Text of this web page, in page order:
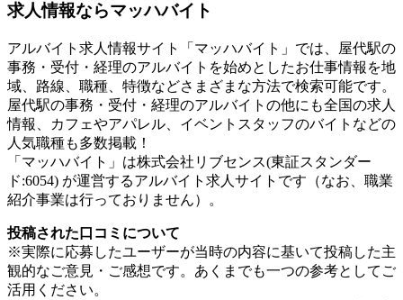
求人情報ならマッハバイト
アルバイト求人情報サイト「マッハバイト」では、屋代駅の
事務・受付・経理のアルバイトを始めとしたお仕事情報を地
域、路線、職種、特徴などさまざまな方法で検索可能です。
屋代駅の事務・受付・経理のアルバイトの他にも全国の求人
情報、カフェやアパレル、イベントスタッフのバイトなどの
人気職種も多数掲載！
「マッハバイト」は株式会社リブセンス(東証スタンダー
ド:6054) が運営するアルバイト求人サイトです（なお、職業
紹介事業は行っておりません）。
投稿された口コミについて
※実際に応募したユーザーが当時の内容に基いて投稿した主
観的なご意見・ご感想です。あくまでも一つの参考としてご
活用ください。